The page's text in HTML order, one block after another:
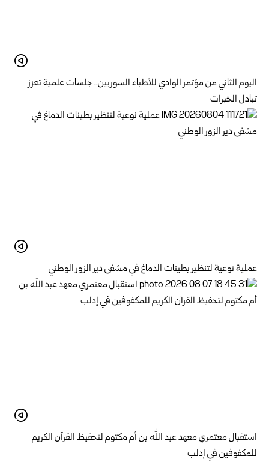
اليوم الثاني من مؤتمر الوادي للأطباء السوريين.. جلسات علمية تعزز
تبادل الخبرات
عملية نوعية لتنظير بطينات الدماغ في مشفى دير الزور الوطني
استقبال معتمري معهد عبد الله بن أم مكتوم لتحفيظ القرآن الكريم
للمكفوفين في إدلب